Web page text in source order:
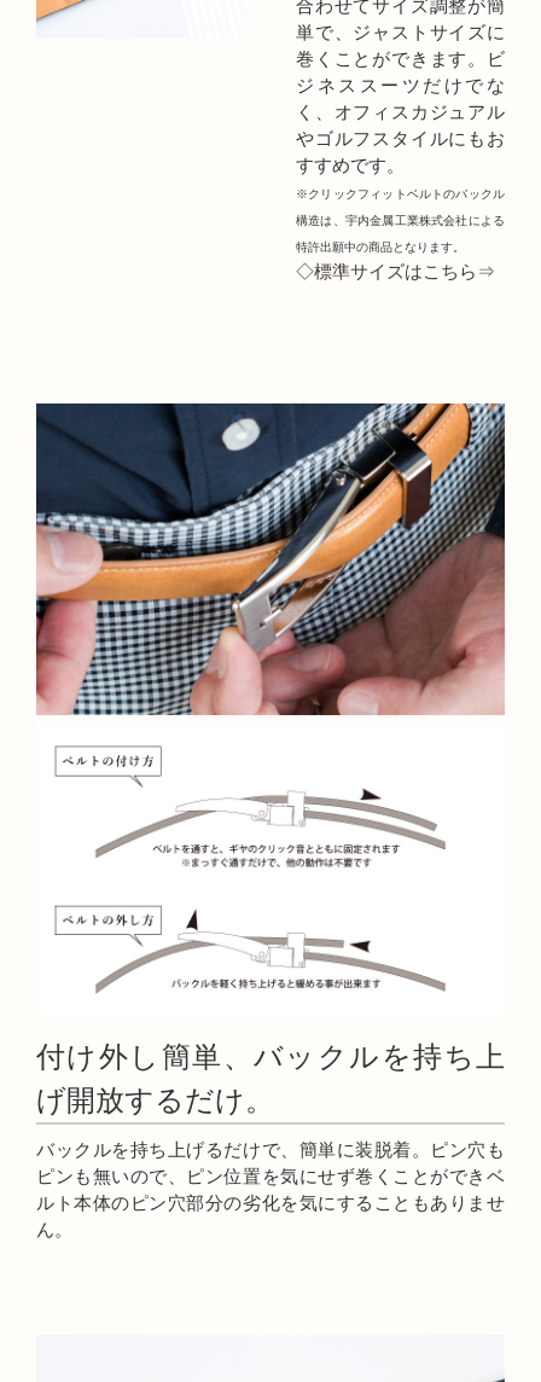
合わせてサイズ調整が簡
単で、ジャストサイズに
巻くことができます。ビ
ジネススーツだけでな
く、オフィスカジュアル
やゴルフスタイルにもお
すすめです。
※クリックフィットベルトのバックル
構造は、宇内金属工業株式会社による
特許出願中の商品となります。
◇標準サイズはこちら⇒
付け外し簡単、バックルを持ち上
げ開放するだけ。
バックルを持ち上げるだけで、簡単に装脱着。ピン穴も
ピンも無いので、ピン位置を気にせず巻くことができベ
ルト本体のピン穴部分の劣化を気にすることもありませ
ん。